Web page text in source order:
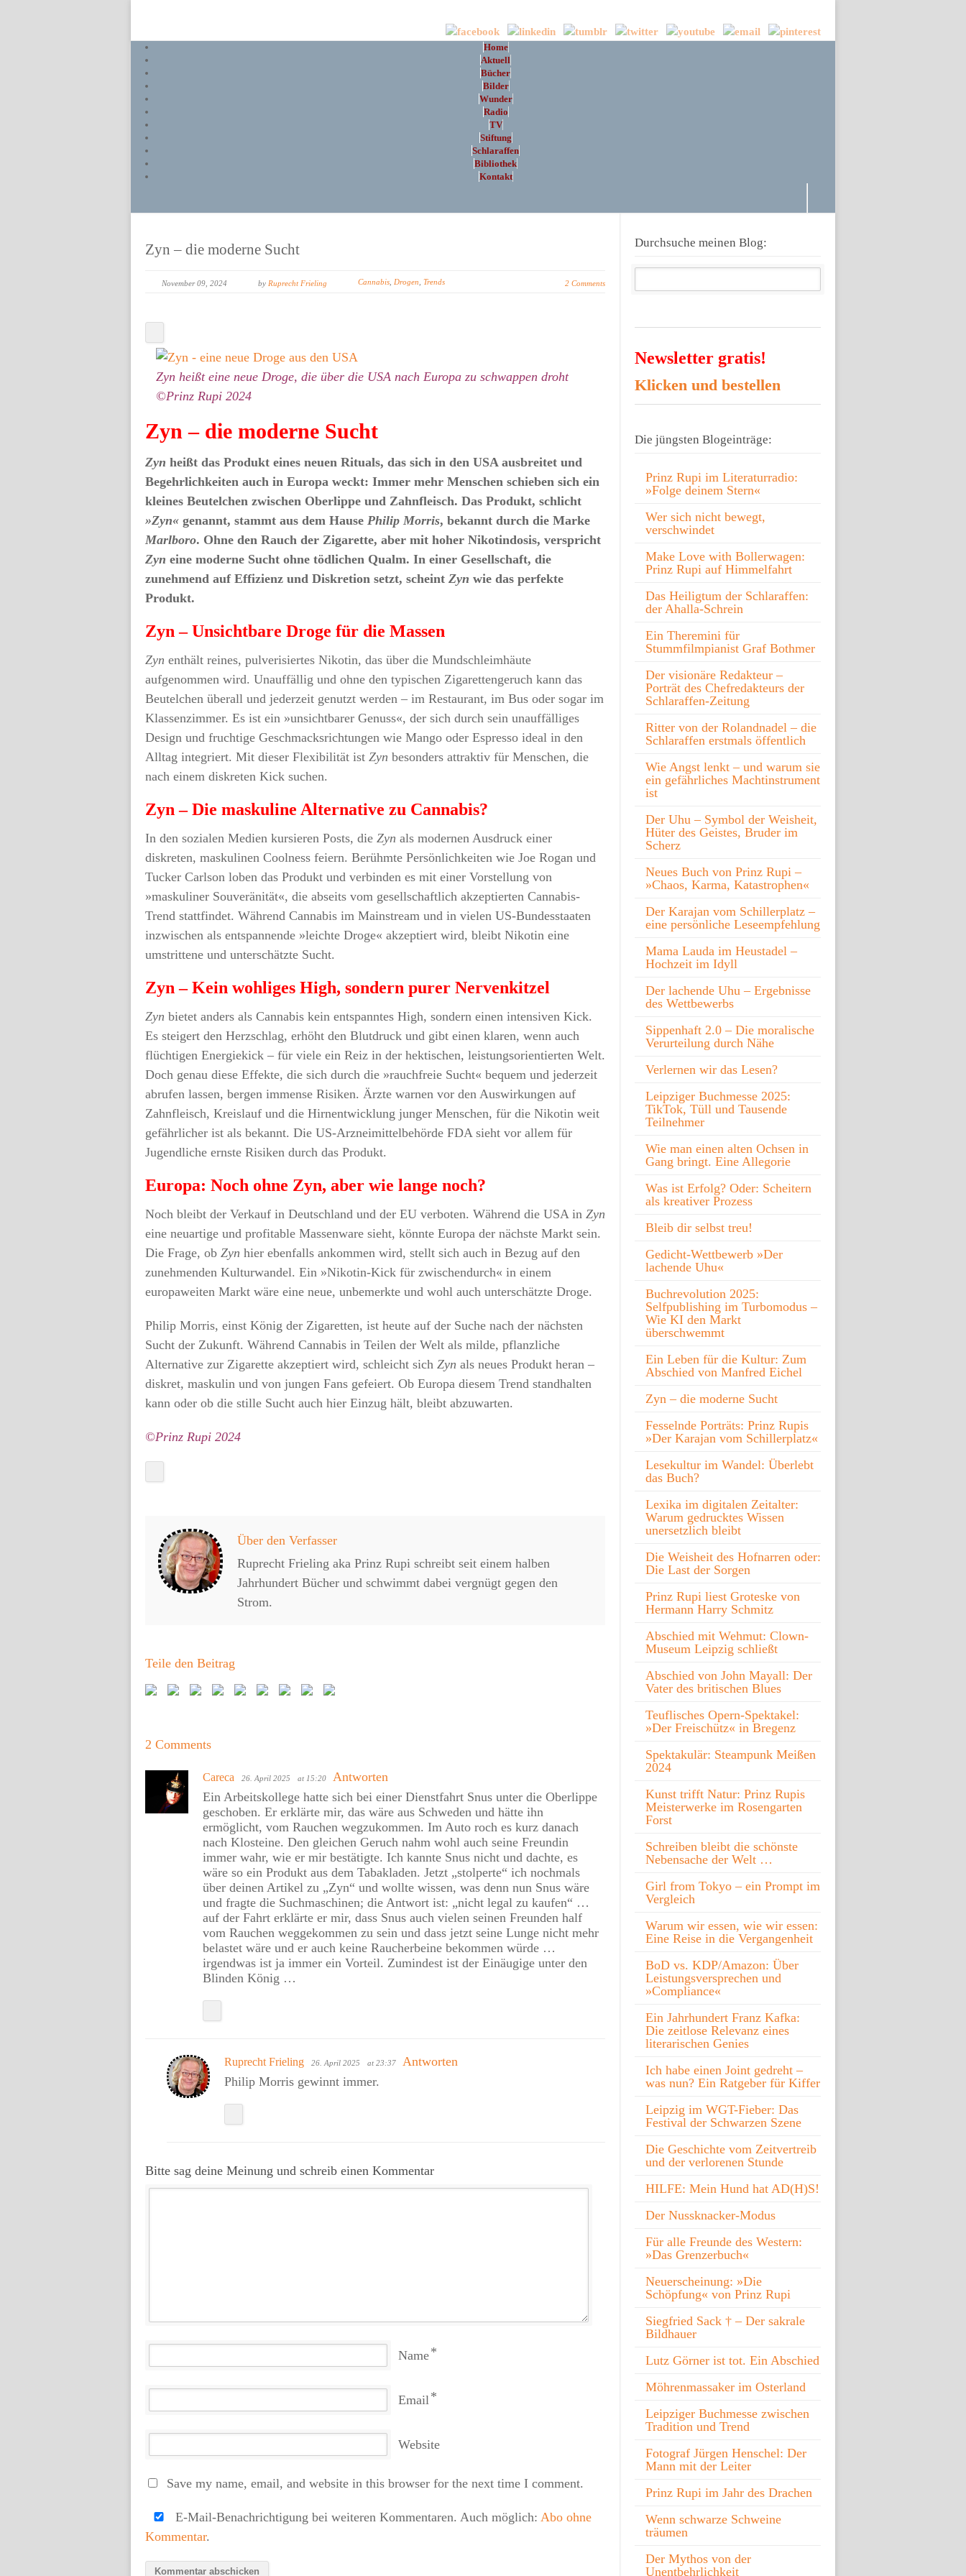
Home
Aktuell
Bücher
Bilder
Wunder
Radio
TV
Stiftung
Schlaraffen
Bibliothek
Kontakt
Zyn – die moderne Sucht
November 09, 2024 by Ruprecht Frieling Cannabis Drogen Trends 2 Comments
Zyn heißt eine neue Droge, die über die USA nach Europa zu schwappen droht
©Prinz Rupi 2024
Zyn – die moderne Sucht
Zyn heißt das Produkt eines neuen Rituals, das sich in den USA ausbreitet und
Begehrlichkeiten auch in Europa weckt: Immer mehr Menschen schieben sich ein
kleines Beutelchen zwischen Oberlippe und Zahnfleisch. Das Produkt, schlicht
»Zyn« genannt, stammt aus dem Hause Philip Morris, bekannt durch die Marke
Marlboro. Ohne den Rauch der Zigarette, aber mit hoher Nikotindosis, verspricht
Zyn eine moderne Sucht ohne tödlichen Qualm. In einer Gesellschaft, die
zunehmend auf Effizienz und Diskretion setzt, scheint Zyn wie das perfekte
Produkt.
Zyn – Unsichtbare Droge für die Massen
Zyn enthält reines, pulverisiertes Nikotin, das über die Mundschleimhäute
aufgenommen wird. Unauffällig und ohne den typischen Zigarettengeruch kann das
Beutelchen überall und jederzeit genutzt werden – im Restaurant, im Bus oder sogar im
Klassenzimmer. Es ist ein »unsichtbarer Genuss«, der sich durch sein unauffälliges
Design und fruchtige Geschmacksrichtungen wie Mango oder Espresso ideal in den
Alltag integriert. Mit dieser Flexibilität ist Zyn besonders attraktiv für Menschen, die
nach einem diskreten Kick suchen.
Zyn – Die maskuline Alternative zu Cannabis?
In den sozialen Medien kursieren Posts, die Zyn als modernen Ausdruck einer
diskreten, maskulinen Coolness feiern. Berühmte Persönlichkeiten wie Joe Rogan und
Tucker Carlson loben das Produkt und verbinden es mit einer Vorstellung von
»maskuliner Souveränität«, die abseits vom gesellschaftlich akzeptierten Cannabis-
Trend stattfindet. Während Cannabis im Mainstream und in vielen US-Bundesstaaten
inzwischen als entspannende »leichte Droge« akzeptiert wird, bleibt Nikotin eine
umstrittene und unterschätzte Sucht.
Zyn – Kein wohliges High, sondern purer Nervenkitzel
Zyn bietet anders als Cannabis kein entspanntes High, sondern einen intensiven Kick.
Es steigert den Herzschlag, erhöht den Blutdruck und gibt einen klaren, wenn auch
flüchtigen Energiekick – für viele ein Reiz in der hektischen, leistungsorientierten Welt.
Doch genau diese Effekte, die sich durch die »rauchfreie Sucht« bequem und jederzeit
abrufen lassen, bergen immense Risiken. Ärzte warnen vor den Auswirkungen auf
Zahnfleisch, Kreislauf und die Hirnentwicklung junger Menschen, für die Nikotin weit
gefährlicher ist als bekannt. Die US-Arzneimittelbehörde FDA sieht vor allem für
Jugendliche ernste Risiken durch das Produkt.
Europa: Noch ohne Zyn, aber wie lange noch?
Noch bleibt der Verkauf in Deutschland und der EU verboten. Während die USA in Zyn
eine neuartige und profitable Massenware sieht, könnte Europa der nächste Markt sein.
Die Frage, ob Zyn hier ebenfalls ankommen wird, stellt sich auch in Bezug auf den
zunehmenden Kulturwandel. Ein »Nikotin-Kick für zwischendurch« in einem
europaweiten Markt wäre eine neue, unbemerkte und wohl auch unterschätzte Droge.
Philip Morris, einst König der Zigaretten, ist heute auf der Suche nach der nächsten
Sucht der Zukunft. Während Cannabis in Teilen der Welt als milde, pflanzliche
Alternative zur Zigarette akzeptiert wird, schleicht sich Zyn als neues Produkt heran –
diskret, maskulin und von jungen Fans gefeiert. Ob Europa diesem Trend standhalten
kann oder ob die stille Sucht auch hier Einzug hält, bleibt abzuwarten.
©Prinz Rupi 2024
Über den Verfasser
Ruprecht Frieling aka Prinz Rupi schreibt seit einem halben
Jahrhundert Bücher und schwimmt dabei vergnügt gegen den
Strom.
Teile den Beitrag
2 Comments
Careca 26. April 2025 at 15:20
Antworten
Ein Arbeitskollege hatte sich bei einer Dienstfahrt Snus unter die Oberlippe
geschoben. Er erklärte mir, das wäre aus Schweden und hätte ihn
ermöglicht, vom Rauchen wegzukommen. Im Auto roch es kurz danach
nach Klosteine. Den gleichen Geruch nahm wohl auch seine Freundin
immer wahr, wie er mir bestätigte. Ich kannte Snus nicht und dachte, es
wäre so ein Produkt aus dem Tabakladen. Jetzt „stolperte“ ich nochmals
über deinen Artikel zu „Zyn“ und wollte wissen, was denn nun Snus wäre
und fragte die Suchmaschinen; die Antwort ist: „nicht legal zu kaufen“ …
auf der Fahrt erklärte er mir, dass Snus auch vielen seinen Freunden half
vom Rauchen weggekommen zu sein und dass jetzt seine Lunge nicht mehr
belastet wäre und er auch keine Raucherbeine bekommen würde …
irgendwas ist ja immer ein Vorteil. Zumindest ist der Einäugige unter den
Blinden König …
Ruprecht Frieling 26. April 2025 at 23:37
Antworten
Philip Morris gewinnt immer.
Bitte sag deine Meinung und schreib einen Kommentar
Name*
Email*
Website
Save my name, email, and website in this browser for the next time I comment.
E-Mail-Benachrichtigung bei weiteren Kommentaren. Auch möglich: Abo ohne
Kommentar.
Durchsuche meinen Blog:
Newsletter gratis!
Klicken und bestellen
Die jüngsten Blogeinträge:
Prinz Rupi im Literaturradio:
»Folge deinem Stern«
Wer sich nicht bewegt,
verschwindet
Make Love with Bollerwagen:
Prinz Rupi auf Himmelfahrt
Das Heiligtum der Schlaraffen:
der Ahalla-Schrein
Ein Theremini für
Stummfilmpianist Graf Bothmer
Der visionäre Redakteur –
Porträt des Chefredakteurs der
Schlaraffen-Zeitung
Ritter von der Rolandnadel – die
Schlaraffen erstmals öffentlich
Wie Angst lenkt – und warum sie
ein gefährliches Machtinstrument
ist
Der Uhu – Symbol der Weisheit,
Hüter des Geistes, Bruder im
Scherz
Neues Buch von Prinz Rupi –
»Chaos, Karma, Katastrophen«
Der Karajan vom Schillerplatz –
eine persönliche Leseempfehlung
Mama Lauda im Heustadel –
Hochzeit im Idyll
Der lachende Uhu – Ergebnisse
des Wettbewerbs
Sippenhaft 2.0 – Die moralische
Verurteilung durch Nähe
Verlernen wir das Lesen?
Leipziger Buchmesse 2025:
TikTok, Tüll und Tausende
Teilnehmer
Wie man einen alten Ochsen in
Gang bringt. Eine Allegorie
Was ist Erfolg? Oder: Scheitern
als kreativer Prozess
Bleib dir selbst treu!
Gedicht-Wettbewerb »Der
lachende Uhu«
Buchrevolution 2025:
Selfpublishing im Turbomodus –
Wie KI den Markt
überschwemmt
Ein Leben für die Kultur: Zum
Abschied von Manfred Eichel
Zyn – die moderne Sucht
Fesselnde Porträts: Prinz Rupis
»Der Karajan vom Schillerplatz«
Lesekultur im Wandel: Überlebt
das Buch?
Lexika im digitalen Zeitalter:
Warum gedrucktes Wissen
unersetzlich bleibt
Die Weisheit des Hofnarren oder:
Die Last der Sorgen
Prinz Rupi liest Groteske von
Hermann Harry Schmitz
Abschied mit Wehmut: Clown-
Museum Leipzig schließt
Abschied von John Mayall: Der
Vater des britischen Blues
Teuflisches Opern-Spektakel:
»Der Freischütz« in Bregenz
Spektakulär: Steampunk Meißen
2024
Kunst trifft Natur: Prinz Rupis
Meisterwerke im Rosengarten
Forst
Schreiben bleibt die schönste
Nebensache der Welt …
Girl from Tokyo – ein Prompt im
Vergleich
Warum wir essen, wie wir essen:
Eine Reise in die Vergangenheit
BoD vs. KDP/Amazon: Über
Leistungsversprechen und
»Compliance«
Ein Jahrhundert Franz Kafka:
Die zeitlose Relevanz eines
literarischen Genies
Ich habe einen Joint gedreht –
was nun? Ein Ratgeber für Kiffer
Leipzig im WGT-Fieber: Das
Festival der Schwarzen Szene
Die Geschichte vom Zeitvertreib
und der verlorenen Stunde
HILFE: Mein Hund hat AD(H)S!
Der Nussknacker-Modus
Für alle Freunde des Western:
»Das Grenzerbuch«
Neuerscheinung: »Die
Schöpfung« von Prinz Rupi
Siegfried Sack † – Der sakrale
Bildhauer
Lutz Görner ist tot. Ein Abschied
Möhrenmassaker im Osterland
Leipziger Buchmesse zwischen
Tradition und Trend
Fotograf Jürgen Henschel: Der
Mann mit der Leiter
Prinz Rupi im Jahr des Drachen
Wenn schwarze Schweine
träumen
Der Mythos von der
Unentbehrlichkeit